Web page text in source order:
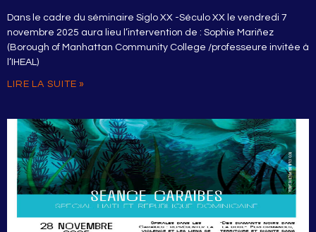
Dans le cadre du séminaire Siglo XX -Século XX le vendredi 7
novembre 2025 aura lieu l’intervention de : Sophie Mariñez
(Borough of Manhattan Community College /professeure invitée à
l’IHEAL)
LIRE LA SUITE »